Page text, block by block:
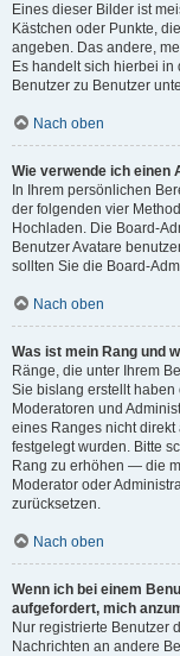
Eines dieser Bilder ist
Kästchen oder Punkte,
angeben. Das andere,
Es handelt sich hierbei
Benutzer zu Benutzer
Nach oben
Wie verwende ich einen
In Ihrem persönlichen
der folgenden vier
Hochladen. Die Board-
Benutzer Avatare
sollten Sie die Board-
Nach oben
Was ist mein Rang und
Ränge, die unter Ihrem
Sie bislang erstellt
Moderatoren und
eines Ranges nicht
festgelegt wurden. Bitte
Rang zu erhöhen — die
Moderator oder
zurücksetzen.
Nach oben
Wenn ich bei einem
aufgefordert, mich
Nur registrierte Benutzer
Nachrichten an andere